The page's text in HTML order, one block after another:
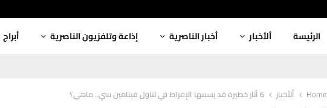
الرئيسة ألأخبار أخبار الناصرية إذاعة وتلفزيون الناصرية أبراج
Home ألأخبار 6 آثار خطيرة قد يسببها الإفراط في تناول فيتامين سي.. ماهي؟